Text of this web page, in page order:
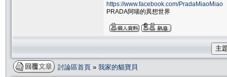
https://www.facebook.com/PradaMiaoMiao
PRADA阿喵的異想世界
主
討論區首頁 » 我家的貓寶貝